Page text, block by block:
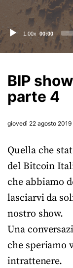
Audio
Player
1.00x 00:00
BIP
parte 4
giovedì 22 agosto 2019
Quella che
del Bitcoin
che abbiamo
lasciarvi da
nostro show.
Una
che speriamo
intrattenere.